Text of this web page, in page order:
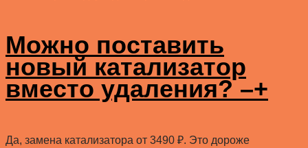
Можно поставить
новый катализатор
вместо удаления?–+
Да, замена катализатора от 3490 ₽. Это дороже